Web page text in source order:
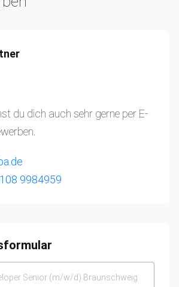
du dich auch sehr gerne per E-
9984959